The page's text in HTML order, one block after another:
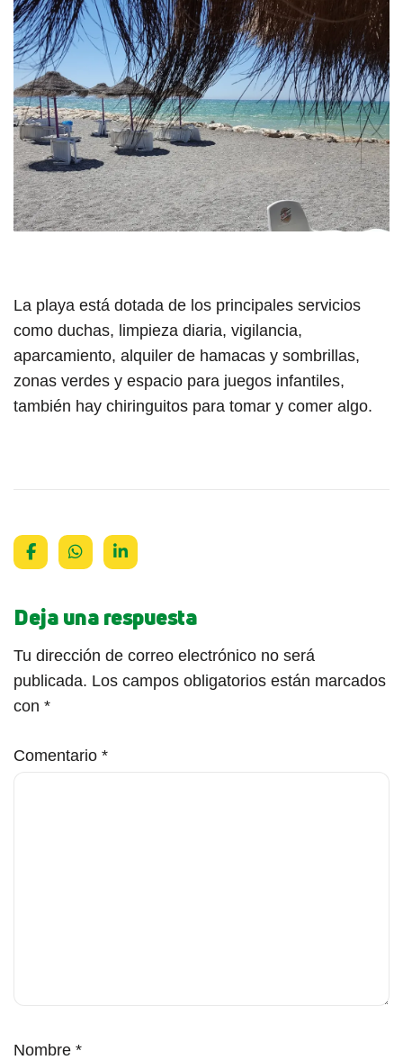
La playa está dotada de los principales servicios
como duchas, limpieza diaria, vigilancia,
aparcamiento, alquiler de hamacas y sombrillas,
zonas verdes y espacio para juegos infantiles,
también hay chiringuitos para tomar y comer algo.
Deja una respuesta
Tu dirección de correo electrónico no será
publicada. Los campos obligatorios están marcados
con *
Comentario *
Nombre *